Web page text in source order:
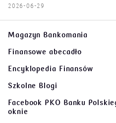
2026-06-29
Magazyn Bankomania
Finansowe abecadło
Encyklopedia Finansów
Szkolne Blogi
Facebook PKO Banku
oknie